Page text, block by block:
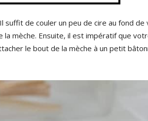
suffit de couler un peu de cire au fond
mèche. Ensuite, il est impératif que
le bout de la mèche à un petit